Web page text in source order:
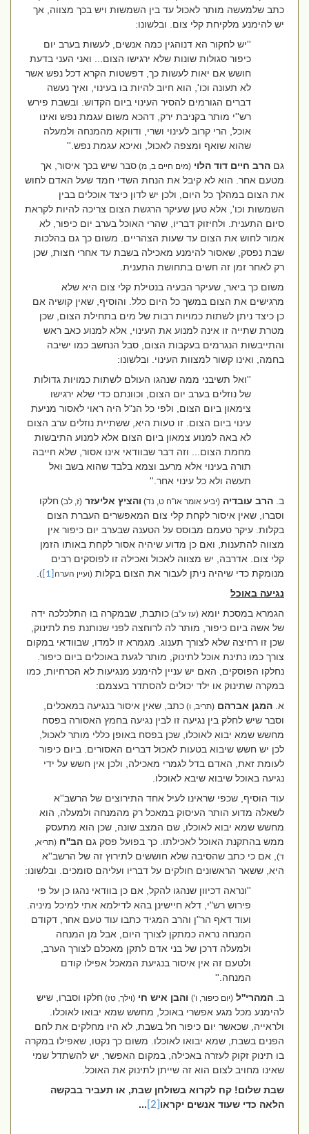
כתב שלמעשה מותר לאכול עד בין השמשות ויש בכך מצווה, אך
יש להימנע מלקיחת קלי צום. ובלשונו:
''יש לחקור הא דנוהגין כמה אנשים, לעשות בערב יום
כיפור סגולות שונות שלא ירגישו הצום... ואני העני בדעת
חושש אם יאות לעשות כך, דפשטות הקרא דכל נפש אשר
לא תעונה וכו', הוא חיוב להיות בו בעינוי, ואיך נעשה
דברים הגורמים להסיר העינוי ביום הקדוש. ובשבת פירש
רש''י מותר בקניבת ירק, דהכא משום עגמת נפש ואינו
אוכל, הרי קרוב לעינוי ושרי, ודווקא מהמנחה ולמעלה
שהוא שואף ומצפה לאכול, ואיכא עגמת נפש.''
גםהרב חיים דוד הלוי (מים חיים ב, מ) סבר שיש בכך איסור, אך
מטעם אחר. הוא לא קיבל את הנחת השדי חמד שעל האדם לחוש
את הצום במהלך כל היום, ולכן יש לדון כיצד אוכלים בבין
השמשות וכו', אלא טען שעיקר הרגשת הצום צריכה להיות לקראת
סיום התענית. ולחיזוק דבריו, שהרי האוכל בערב יום כיפור, לא
אמור לחוש את הצום עד שעות הצהריים. משום כך גם בהלכות
שבת נפסק, שאסור להימנע מאכילה בשבת עד אחרי חצות, שכן
רק לאחר זמן זה חשים בתחושת התענית.
משום כך ביאר, שעיקר הבעיה בנטילת קלי צום היא שלא
מרגישים את הצום במשך כל היום כלל. והוסיף, שאין קושיה אם
כן כיצד ניתן לשתות כמויות רבות של מים בתחילת הצום, שכן
מטרת שתייה זו אינה למנוע את העינוי, אלא למנוע כאב ראש
והתייבשות הנגרמים בעקבות הצום, סבל הנחשב כמו ישיבה
בחמה, ואינו קשור למצוות העינוי. ובלשונו:
''ואל תשיבני ממה שנהגו העולם לשתות כמויות גדולות
של נוזלים בערב יום הצום, וכוונתם כדי שלא ירגישו
צימאון ביום הצום, ולפי כל הנ"ל היה ראוי לאסור מניעת
עינוי ביום הצום. זו טעות היא, ששתיית נוזלים ערב הצום
לא באה למנוע צמאון ביום הצום אלא למנוע התיבשות
מחמת הצום... וזה דבר שבוודאי אינו אסור, שלא חייבה
תורה בעינוי אלא מרעב וצמא בלבד שהוא בשב ואל
תעשה ולא כל עינוי אחר.''
ב.הרב עובדיה(יביע אומר או''ח ט, נד) והציץ אליעזר (ז, לב)חלקו
וסברו, שאין איסור לקחת קלי צום המאפשרים העברת הצום
בקלות. עיקר טעמם מבוסס על הטענה שבערב יום כיפור אין
מצווה להתענות, ואם כן מדוע שיהיה אסור לקחת באותו הזמן
קלי צום. אדרבה, יש מצווה לאכול ואכילה זו לפוסקים רבים
מנומקת כדי שיהיה ניתן לעבור את הצום בקלות(ועיין הערה[1]
)
.
נגיעה באוכל
הגמרא במסכת יומא(עז ע''ב)כותבת, שבמקרה בו התלכלכה ידה
של אשה ביום כיפור, מותר לה לרוחצה לפני שנותנת פת לתינוק,
שכן זו רחיצה שלא לצורך תענוג. מגמרא זו למדו, שבוודאי במקום
צורך כמו נתינת אוכל לתינוק, מותר לגעת באוכלים ביום כיפור.
נחלקו הפוסקים, האם יש עניין להימנע מנגיעות לא הכרחיות, כמו
במקרה שתינוק או ילד יכולים להסתדר בעצמם:
א.המגן אברהם (תריב, ו) כתב, שאין איסור בנגיעה במאכלים,
וסבר שיש לחלק בין נגיעה זו לבין נגיעה בחמץ האסורה בפסח
מחשש שמא יבוא לאוכלו, שכן בפסח באופן כללי מותר לאכול,
לכן יש חשש שיבוא בטעות לאכול דברים האסורים. ביום כיפור
לעומת זאת, האדם בדל לגמרי מאכילה, ולכן אין חשש על ידי
נגיעה באוכל שיבוא שיבא לאוכלו.
עוד הוסיף, שכפי שראינו לעיל אחד התירוצים של הרשב''א
לשאלה מדוע הותר העיסוק במאכל רק מהמנחה ולמעלה, הוא
מחשש שמא יבוא לאוכלו, שם המצב שונה, שכן הוא מתעסק
ממש בהתקנת האוכל לאכילתו. כך בפועל פסק גםהב''ח (תריא,
, אם כי כתב שהסיבה שלא חוששים לתירוץ זה של הרשב''א
היא, ששאר הראשונים חולקים על דבריו ועליהם סומכים. ובלשונו:
''ונראה דכיוון שנהגו להקל, אם כן בוודאי נהגו כן על פי
פירוש רש"י, דלא חיישינן בהא לדילמא אתי למיכל מיניה.
ועוד דאף הר"ן והרב המגיד כתבו עוד טעם אחר, דקודם
המנחה נראה כמתקן לצורך היום, אבל מן המנחה
ולמעלה דרכן של בני אדם לתקן מאכלם לצורך הערב,
ולטעם זה אין איסור בנגיעת המאכל אפילו קודם
המנחה.''
ב.המהרי''ל (יום כיפור, ו') והבן איש חי (וילך, טז)חלקו וסברו, שיש
להימנע מכל מגע אפשרי באוכל, מחשש שמא יבואו לאוכלו.
ולראייה, שכאשר יום כיפור חל בשבת, לא היו מחלקים את לחם
הפנים בשבת, שמא יבואו לאוכלו. משום כך נקטו, שאפילו במקרה
בו תינוק זקוק לעזרה באכילה, במקום האפשר, יש להשתדל שמי
שאינו מחויב לצום הוא זה שייתן לתינוק את האוכל.
שבת שלום! קח לקרוא בשולחן שבת, או תעביר בבקשה
הלאה כדי שעוד אנשים יקראו[2]
...